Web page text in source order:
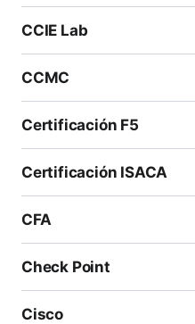
CCIE Lab
CCMC
Certificación F5
Certificación ISACA
CFA
Check Point
Cisco